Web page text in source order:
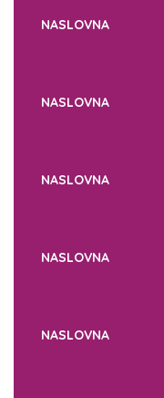
NASLOVNA
NASLOVNA
NASLOVNA
NASLOVNA
NASLOVNA